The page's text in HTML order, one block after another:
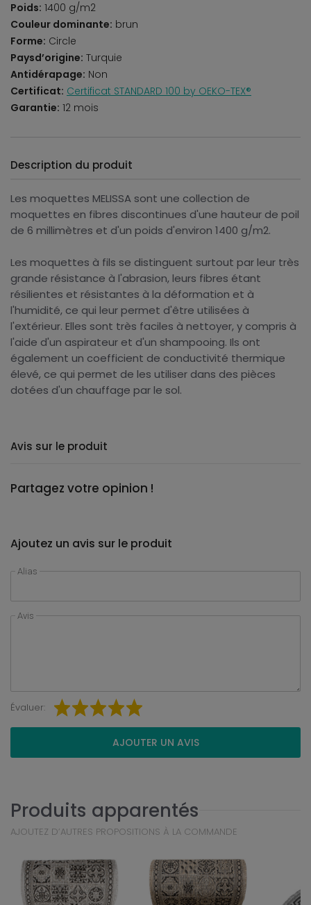
Poids: 1400 g/m2
Couleur dominante: brun
Forme: Circle
Paysd’origine: Turquie
Antidérapage: Non
Certificat: Certificat STANDARD 100 by OEKO-TEX®
Garantie: 12 mois
Description du produit
Les moquettes MELISSA sont une collection de
moquettes en fibres discontinues d'une hauteur de poil
de 6 millimètres et d'un poids d'environ 1400 g/m2.
Les moquettes à fils se distinguent surtout par leur très
grande résistance à l'abrasion, leurs fibres étant
résilientes et résistantes à la déformation et à
l'humidité, ce qui leur permet d'être utilisées à
l'extérieur. Elles sont très faciles à nettoyer, y compris à
l'aide d'un aspirateur et d'un shampooing. Ils ont
également un coefficient de conductivité thermique
élevé, ce qui permet de les utiliser dans des pièces
dotées d'un chauffage par le sol.
Avis sur le produit
Partagez votre opinion !
Ajoutez un avis sur le produit
Alias
Avis
Évaluer:
AJOUTER UN AVIS
Produits apparentés
AJOUTEZ D’AUTRES PROPOSITIONS À LA COMMANDE